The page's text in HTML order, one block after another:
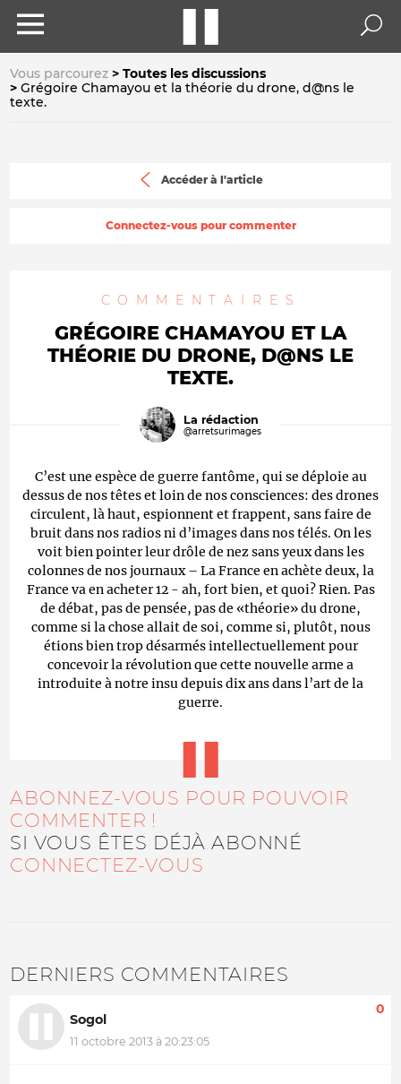
Vous parcourez
Toutes les discussions
Grégoire Chamayou et la théorie du drone, d@ns le
texte.
Accéder à l'article
Connectez-vous pour commenter
COMMENTAIRES
GRÉGOIRE CHAMAYOU ET LA
THÉORIE DU DRONE, D@NS LE
TEXTE.
La rédaction
@arretsurimages
C’est une espèce de guerre fantôme, qui se déploie au
dessus de nos têtes et loin de nos consciences: des drones
circulent, là haut, espionnent et frappent, sans faire de
bruit dans nos radios ni d’images dans nos télés. On les
voit bien pointer leur drôle de nez sans yeux dans les
colonnes de nos journaux – La France en achète deux, la
France va en acheter 12 - ah, fort bien, et quoi? Rien. Pas
de débat, pas de pensée, pas de «théorie» du drone,
comme si la chose allait de soi, comme si, plutôt, nous
étions bien trop désarmés intellectuellement pour
concevoir la révolution que cette nouvelle arme a
introduite à notre insu depuis dix ans dans l’art de la
guerre.
ABONNEZ-VOUS POUR POUVOIR
COMMENTER !
SI VOUS ÊTES DÉJÀ ABONNÉ
CONNECTEZ-VOUS
DERNIERS COMMENTAIRES
Sogol
11 octobre 2013 à 20:23:05
0